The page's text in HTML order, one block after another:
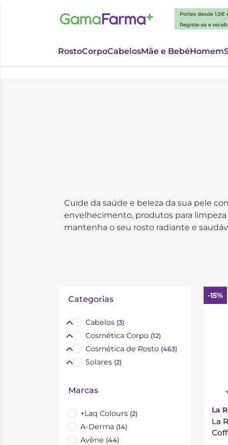
Portes desde
Registe-se e
RostoCorpoCabelosMãe e BebéHomem
Cuide da saúde e beleza da sua pele
envelhecimento, produtos para
mantenha o seu rosto radiante e
Categorias
Cabelos (3)
Cosmética Corpo (12)
Cosmética de Rosto (463)
Solares (2)
Marcas
+Laq Colours (2)
A-Derma (14)
Avène (44)
-15%
La
La